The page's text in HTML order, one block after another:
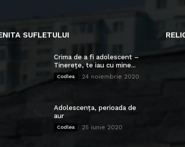
SUFLETULUI
Crima de a fi adolescent –
Tinerețe, te iau cu mine...
Codlea 24 noiembrie 2020
Adolescența, perioada de
aur
Codlea 25 iunie 2020